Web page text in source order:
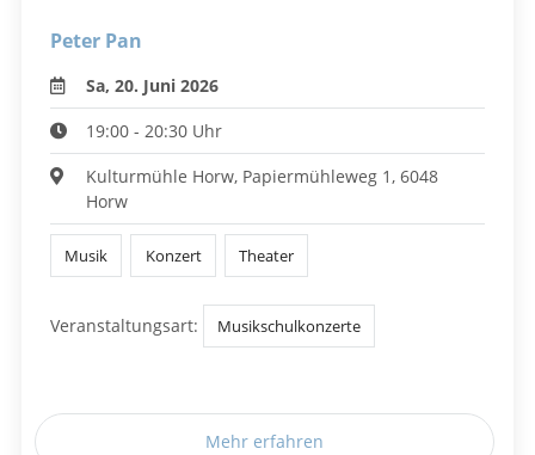
Peter Pan
Sa, 20. Juni 2026
19:00 - 20:30 Uhr
Kulturmühle Horw, Papiermühleweg 1, 6048
Horw
Musik Konzert Theater
Veranstaltungsart: Musikschulkonzerte
Mehr erfahren